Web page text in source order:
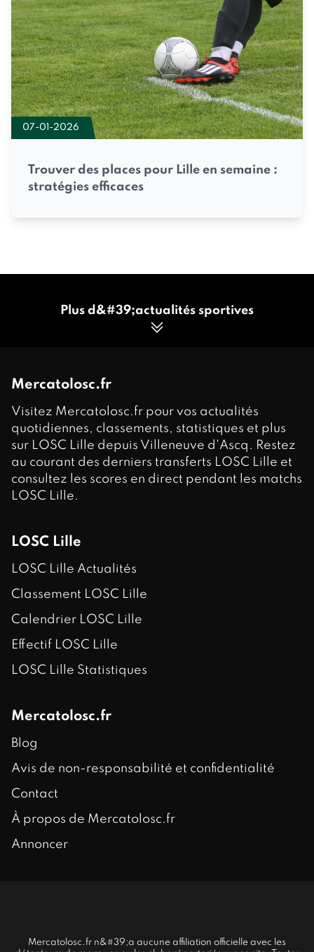
07-01-2026
Trouver des places pour Lille en semaine :
stratégies efficaces
Plus d&#39;actualités sportives
Mercatolosc.fr
Visitez Mercatolosc.fr pour vos actualités
quotidiennes, classements, statistiques et plus
sur LOSC Lille depuis Villeneuve d'Ascq. Restez
au courant des derniers transferts LOSC Lille et
consultez les scores en direct pendant les matchs
LOSC Lille.
LOSC Lille
LOSC Lille Actualités
Classement LOSC Lille
Calendrier LOSC Lille
Effectif LOSC Lille
LOSC Lille Statistiques
Mercatolosc.fr
Blog
Avis de non-responsabilité et confidentialité
Contact
À propos de Mercatolosc.fr
Annoncer
Mercatolosc.fr n&#39;a aucune affiliation officielle avec les